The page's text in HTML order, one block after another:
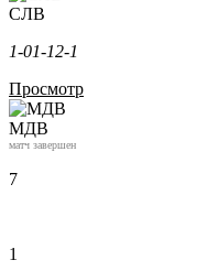
СЛВ
1-01-12-1
Просмотр
МДВ
матч завершен
7
1